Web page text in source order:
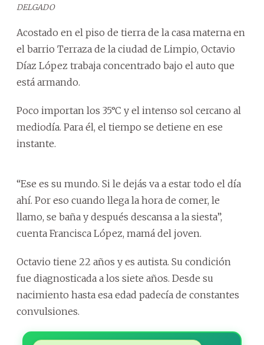
DELGADO
Acostado en el piso de tierra de la casa materna en
el barrio Terraza de la ciudad de Limpio, Octavio
Díaz López trabaja concentrado bajo el auto que
está armando.
Poco importan los 35°C y el intenso sol cercano al
mediodía. Para él, el tiempo se detiene en ese
instante.
“Ese es su mundo. Si le dejás va a estar todo el día
ahí. Por eso cuando llega la hora de comer, le
llamo, se baña y después descansa a la siesta”,
cuenta Francisca López, mamá del joven.
Octavio tiene 22 años y es autista. Su condición
fue diagnosticada a los siete años. Desde su
nacimiento hasta esa edad padecía de constantes
convulsiones.